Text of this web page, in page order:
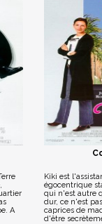
A
Kiki est
égocentrique
qui n'est autre
dur, ce n'est
caprices de
d'être